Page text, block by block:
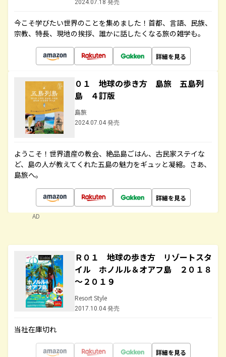
2024.07.18 発売
今こそ学びたい世界のことを集めました！首都、言語、民族、
宗教、特長、現地の挨拶、誰かに話したくなる旅の雑学も。
詳細を見る
０１ 地球の歩き方 島旅 五島列
島 ４訂版
島旅
2024.07.04 発売
ようこそ！世界遺産の教会、絶品島ごはん、古民家ステイな
ど、島の人が教えてくれた五島の魅力をギュッと凝縮。さあ、
島旅へ。
詳細を見る
AD
Ｒ０１ 地球の歩き方 リゾートスタ
イル ホノルル＆オアフ島 ２０１８
～２０１９
Resort Style
2017.10.04 発売
当社在庫切れ
詳細を見る